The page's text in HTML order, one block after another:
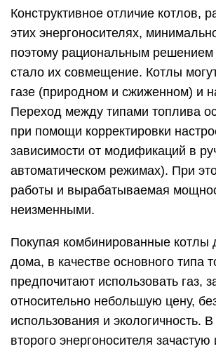
Конструктивное отличие котлов,
этих энергоносителях,
поэтому рациональным решением
стало их совмещение. Котлы
газе (природном и сжиженном) и
Переход между типами топлива
при помощи корректировки
зависимости от модификаций в
автоматическом режимах). При
работы и вырабатываемая
неизменными.
Покупая комбинированные котлы
дома, в качестве основного типа
предпочитают использовать газ,
относительно небольшую цену,
использования и экологичность. В
второго энергоносителя